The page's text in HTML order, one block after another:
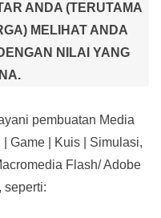
ANDA (TERUTAMA
MELIHAT ANDA
NILAI YANG
pembuatan Media
Game | Kuis | Simulasi,
Flash/ Adobe
seperti: